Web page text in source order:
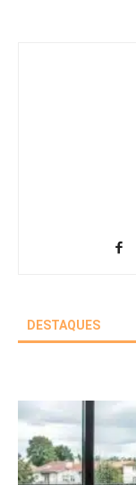
DESTAQUES